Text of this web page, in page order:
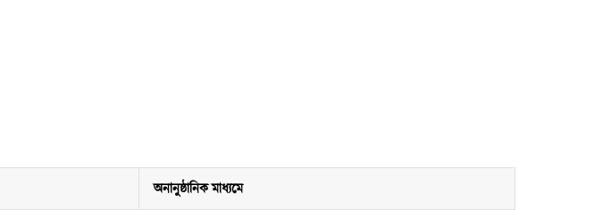
অনানুষ্ঠানিক মাধ্যমে